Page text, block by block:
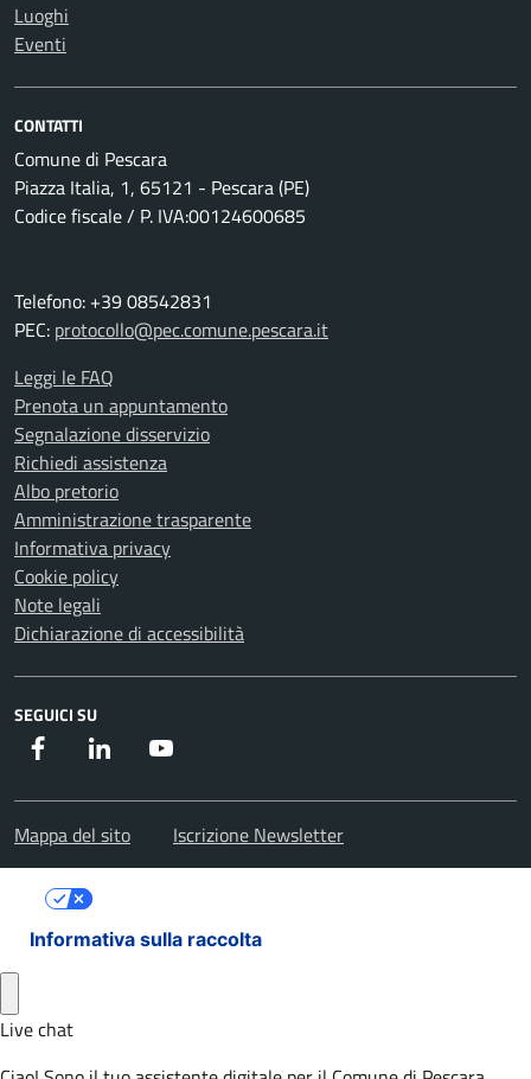
Luoghi
Eventi
CONTATTI
Comune di Pescara
Piazza Italia, 1, 65121 - Pescara (PE)
Codice fiscale / P. IVA:00124600685
Telefono: +39 08542831
PEC: protocollo@pec.comune.pescara.it
Leggi le FAQ
Prenota un appuntamento
Segnalazione disservizio
Richiedi assistenza
Albo pretorio
Amministrazione trasparente
Informativa privacy
Cookie policy
Note legali
Dichiarazione di accessibilità
SEGUICI SU
Facebook Instagram
Mappa del sito Iscrizione Newsletter
Informativa sulla raccolta
Le tue preferenze relative alla privacy